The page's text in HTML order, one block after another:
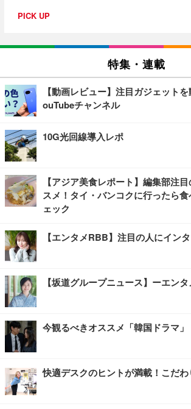
PICK UP
特集・連載
【動画レビュー】注目ガジェット
ouTubeチャンネル
10G光回線導入レポ
【アジア美食レポート】編集部注
スメ！タイ・バンコクに行ったら
ェック
【エンタメRBB】注目の人にイン
【坂道グループニュース】ーエン
今観るべきオススメ「韓国ドラマ」
快適デスクのヒントが満載！こだ